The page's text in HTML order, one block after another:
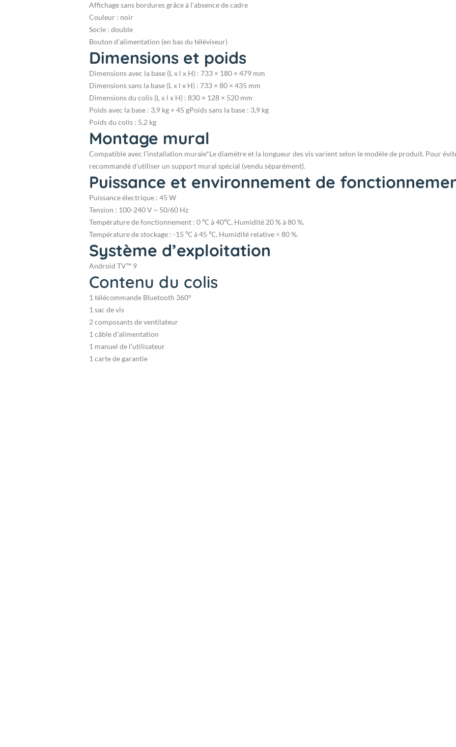
Affichage sans bordures grâce à l’absence de cadre
Couleur : noir
Socle : double
Bouton d’alimentation (en bas du téléviseur)
Dimensions et poids
Dimensions avec la base (L x l x H) : 733 × 180 × 479 mm
Dimensions sans la base (L x l x H) : 733 × 80 × 435 mm
Dimensions du colis (L x l x H) : 830 × 128 × 520 mm
Poids avec la base : 3,9 kg + 45 gPoids sans la base : 3,9 kg
Poids du colis : 5,2 kg
Montage mural
Compatible avec l’installation murale*Le diamètre et la longueur des vis varient selon le modèle de produit. Pour
recommandé d’utiliser un support mural spécial (vendu séparément).
Puissance et environnement de
Puissance électrique : 45 W
Tension : 100-240 V ~ 50/60 Hz
Température de fonctionnement : 0 ℃ à 40℃, Humidité 20 % à 80 %.
Température de stockage : -15 ℃ à 45 ℃, Humidité relative < 80 %.
Système d’exploitation
Android TV™ 9
Contenu du colis
1 télécommande Bluetooth 360°
1 sac de vis
2 composants de ventilateur
1 câble d’alimentation
1 manuel de l’utilisateur
1 carte de garantie